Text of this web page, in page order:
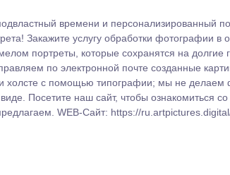
времени и персонализированный
Закажите услугу обработки фотографии
портреты, которые сохранятся на
по электронной почте созданные
холсте с помощью типографии; мы не делаем
Посетите наш сайт, чтобы ознакомиться
WEB-Сайт: https://